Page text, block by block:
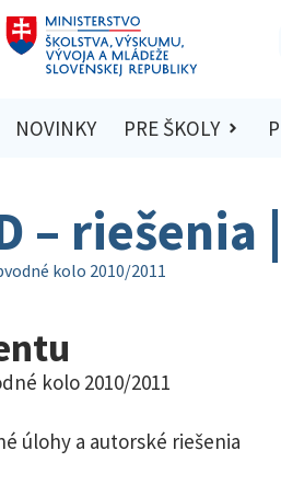
NOVINKY PRE ŠKOLY
–
kolo 2010/2011
kolo 2010/2011
úlohy a autorské riešenia